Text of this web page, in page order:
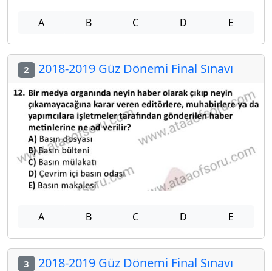
A B C D E
2 2018-2019 Güz Dönemi Final Sınavı
A B C D E
3 2018-2019 Güz Dönemi Final Sınavı